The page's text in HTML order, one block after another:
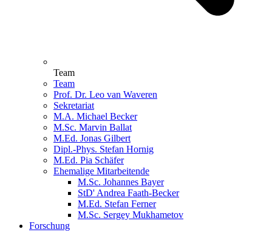
Team
Team
Prof. Dr. Leo van Waveren
Sekretariat
M.A. Michael Becker
M.Sc. Marvin Ballat
M.Ed. Jonas Gilbert
Dipl.-Phys. Stefan Hornig
M.Ed. Pia Schäfer
Ehemalige Mitarbeitende
M.Sc. Johannes Bayer
StD' Andrea Faath-Becker
M.Ed. Stefan Ferner
M.Sc. Sergey Mukhametov
Forschung